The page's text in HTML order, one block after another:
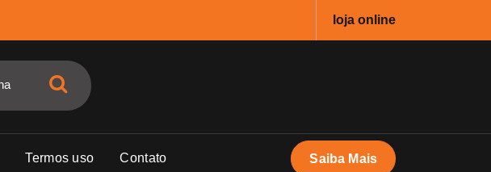
loja online
Termos uso Contato Saiba Mais